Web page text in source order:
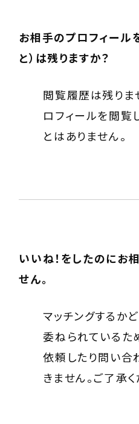
お相手のプロフィール
と）は残りますか？
閲覧履歴は残りま
ロフィールを閲覧
とはありません。
いいね！をしたのにお
せん。
マッチングするか
委ねられているた
依頼したり問い合
きません。ご了承く